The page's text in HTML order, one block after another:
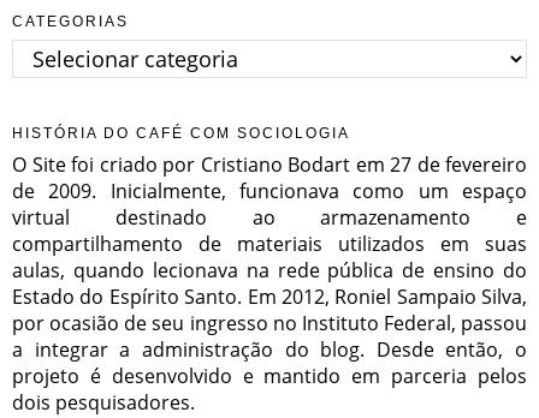
CATEGORIAS
Categorias
HISTÓRIA DO CAFÉ COM SOCIOLOGIA
O Site foi criado por Cristiano Bodart em 27 de fevereiro
de 2009. Inicialmente, funcionava como um espaço
virtual destinado ao armazenamento e
compartilhamento de materiais utilizados em suas
aulas, quando lecionava na rede pública de ensino do
Estado do Espírito Santo. Em 2012, Roniel Sampaio Silva,
por ocasião de seu ingresso no Instituto Federal, passou
a integrar a administração do blog. Desde então, o
projeto é desenvolvido e mantido em parceria pelos
dois pesquisadores.